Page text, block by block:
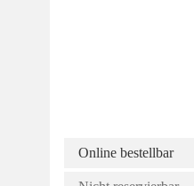
Online bestellbar